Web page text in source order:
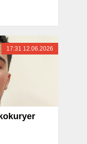
17:31 12.06.2026